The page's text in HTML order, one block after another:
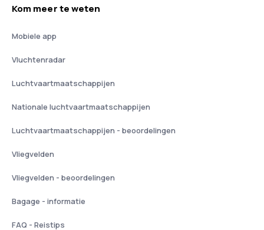
Kom meer te weten
Mobiele app
Vluchtenradar
Luchtvaartmaatschappijen
Nationale luchtvaartmaatschappijen
Luchtvaartmaatschappijen - beoordelingen
Vliegvelden
Vliegvelden - beoordelingen
Bagage - informatie
FAQ - Reistips